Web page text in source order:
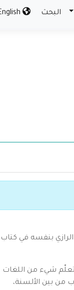
البحث
بنفسه في كتاب
تعلّم شيء من اللغات
من بين الألسنة،